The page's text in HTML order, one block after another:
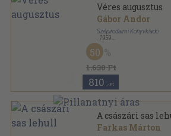
Véres augusztus
Gábor Andor
Szépirodalmi Könyvkiadó
1959
Vászon
Gábor Andor összegyűjtött
1.630 Ft
50
810 ,-Ft
A császári sas
Farkas Márton